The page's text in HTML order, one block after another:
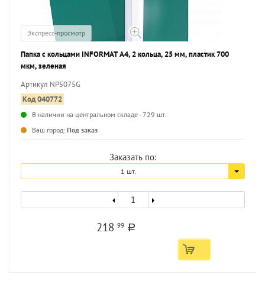
Экспресс-просмотр
Папка с кольцами INFORMAT А4, 2 кольца, 25 мм, пластик 700
мкм, зеленая
Артикул NP5075G
Код 040772
В наличии на центральном складе - 729 шт.
Ваш город: Под заказ
Заказать по:
1 шт.
21899 a